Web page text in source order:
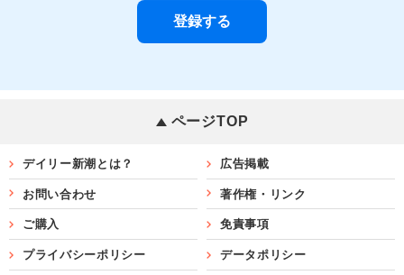
ページTOP
デイリー新潮とは？ 広告掲載
お問い合わせ 著作権・リンク
ご購入 免責事項
プライバシーポリシー データポリシー